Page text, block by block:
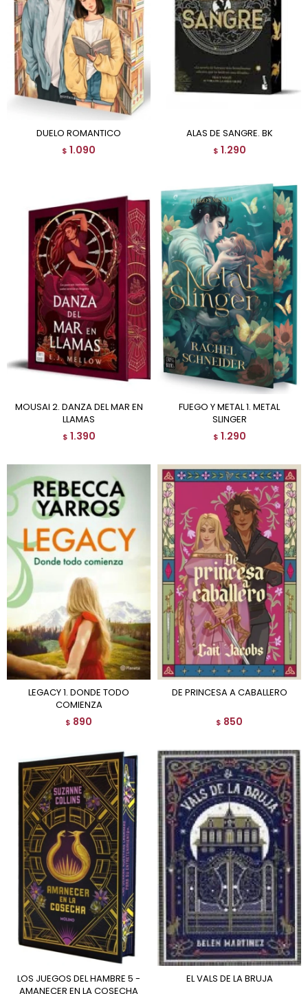
DUELO ROMANTICO
$ 1.090
ALAS DE SANGRE. BK
$ 1.290
MOUSAI 2. DANZA DEL MAR EN
LLAMAS
$ 1.390
FUEGO Y METAL 1. METAL
SLINGER
$ 1.290
LEGACY 1. DONDE TODO
COMIENZA
$ 890
DE PRINCESA A CABALLERO
$ 850
LOS JUEGOS DEL HAMBRE 5 -
AMANECER EN LA COSECHA
EL VALS DE LA BRUJA